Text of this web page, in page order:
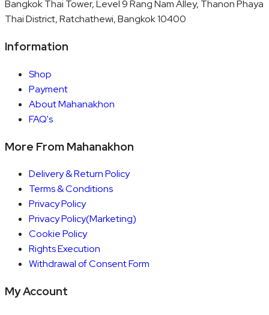
Bangkok Thai Tower, Level 9 Rang Nam Alley, Thanon Phaya
Thai District, Ratchathewi, Bangkok 10400
Information
Shop
Payment
About Mahanakhon
FAQ's
More From Mahanakhon
Delivery & Return Policy
Terms & Conditions
Privacy Policy
Privacy Policy(Marketing)
Cookie Policy
Rights Execution
Withdrawal of Consent Form
My Account